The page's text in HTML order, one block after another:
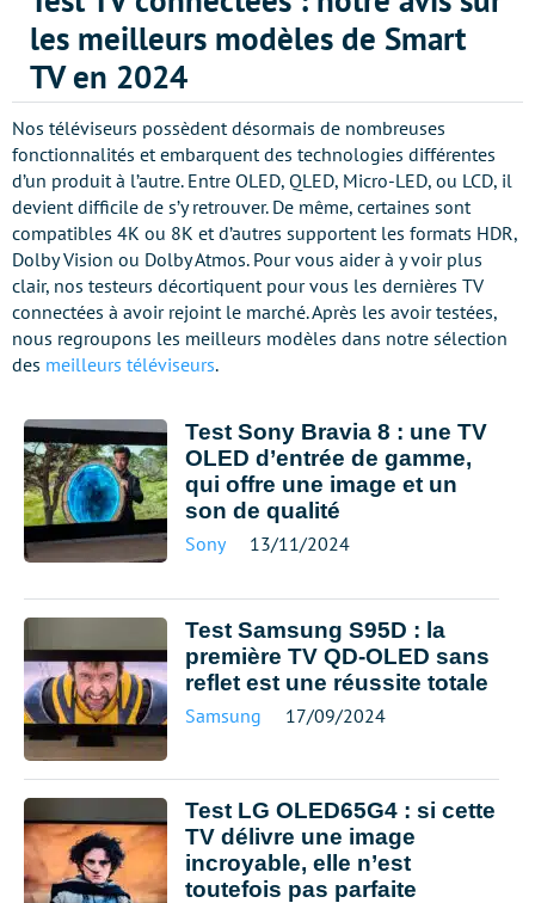
les meilleurs modèles de Smart
TV en 2024
Nos téléviseurs possèdent désormais de nombreuses
fonctionnalités et embarquent des technologies différentes
d’un produit à l’autre. Entre OLED, QLED, Micro-LED, ou LCD, il
devient difficile de s’y retrouver. De même, certaines sont
compatibles 4K ou 8K et d’autres supportent les formats HDR,
Dolby Vision ou Dolby Atmos. Pour vous aider à y voir plus
clair, nos testeurs décortiquent pour vous les dernières TV
connectées à avoir rejoint le marché. Après les avoir testées,
nous regroupons les meilleurs modèles dans notre sélection
des meilleurs téléviseurs.
Test Sony Bravia 8 : une TV
OLED d’entrée de gamme,
qui offre une image et un
son de qualité
Sony 13/11/2024
Test Samsung S95D : la
première TV QD-OLED sans
reflet est une réussite totale
Samsung 17/09/2024
Test LG OLED65G4 : si cette
TV délivre une image
incroyable, elle n’est
toutefois pas parfaite